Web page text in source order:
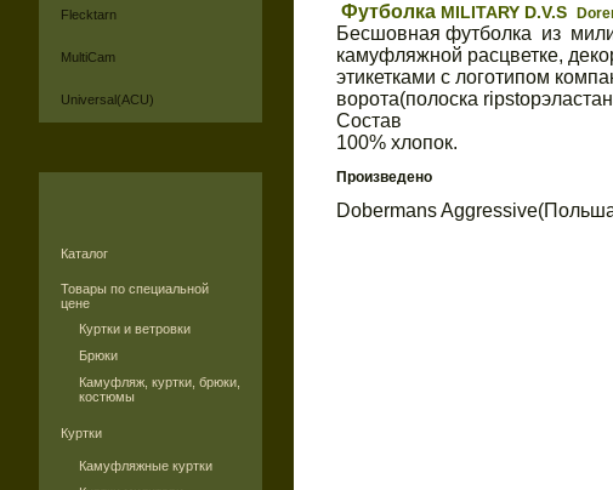
Flecktarn
MultiCam
Universal(ACU)
Каталог
Товары по специальной
цене
Куртки и ветровки
Брюки
Камуфляж, куртки, брюки,
костюмы
Куртки
Камуфляжные куртки
Футболка MILITARY D.V.S
Бесшовная футболка из
камуфляжной расцветке,
этикетками с логотипом
ворота(полоска
Состав
100% хлопок.
Произведено
Dobermans